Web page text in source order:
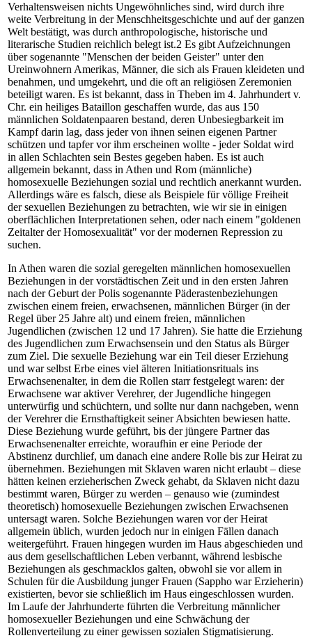
Verhaltensweisen nichts Ungewöhnliches sind, wird durch ihre
weite Verbreitung in der Menschheitsgeschichte und auf der ganzen
Welt bestätigt, was durch anthropologische, historische und
literarische Studien reichlich belegt ist.2 Es gibt Aufzeichnungen
über sogenannte "Menschen der beiden Geister" unter den
Ureinwohnern Amerikas, Männer, die sich als Frauen kleideten und
benahmen, und umgekehrt, und die oft an religiösen Zeremonien
beteiligt waren. Es ist bekannt, dass in Theben im 4. Jahrhundert v.
Chr. ein heiliges Bataillon geschaffen wurde, das aus 150
männlichen Soldatenpaaren bestand, deren Unbesiegbarkeit im
Kampf darin lag, dass jeder von ihnen seinen eigenen Partner
schützen und tapfer vor ihm erscheinen wollte - jeder Soldat wird
in allen Schlachten sein Bestes gegeben haben. Es ist auch
allgemein bekannt, dass in Athen und Rom (männliche)
homosexuelle Beziehungen sozial und rechtlich anerkannt wurden.
Allerdings wäre es falsch, diese als Beispiele für völlige Freiheit
der sexuellen Beziehungen zu betrachten, wie wir sie in einigen
oberflächlichen Interpretationen sehen, oder nach einem "goldenen
Zeitalter der Homosexualität" vor der modernen Repression zu
suchen.
In Athen waren die sozial geregelten männlichen homosexuellen
Beziehungen in der vorstädtischen Zeit und in den ersten Jahren
nach der Geburt der Polis sogenannte Päderastenbeziehungen
zwischen einem freien, erwachsenen, männlichen Bürger (in der
Regel über 25 Jahre alt) und einem freien, männlichen
Jugendlichen (zwischen 12 und 17 Jahren). Sie hatte die Erziehung
des Jugendlichen zum Erwachsensein und den Status als Bürger
zum Ziel. Die sexuelle Beziehung war ein Teil dieser Erziehung
und war selbst Erbe eines viel älteren Initiationsrituals ins
Erwachsenenalter, in dem die Rollen starr festgelegt waren: der
Erwachsene war aktiver Verehrer, der Jugendliche hingegen
unterwürfig und schüchtern, und sollte nur dann nachgeben, wenn
der Verehrer die Ernsthaftigkeit seiner Absichten bewiesen hatte.
Diese Beziehung wurde geführt, bis der jüngere Partner das
Erwachsenenalter erreichte, woraufhin er eine Periode der
Abstinenz durchlief, um danach eine andere Rolle bis zur Heirat zu
übernehmen. Beziehungen mit Sklaven waren nicht erlaubt – diese
hätten keinen erzieherischen Zweck gehabt, da Sklaven nicht dazu
bestimmt waren, Bürger zu werden – genauso wie (zumindest
theoretisch) homosexuelle Beziehungen zwischen Erwachsenen
untersagt waren. Solche Beziehungen waren vor der Heirat
allgemein üblich, wurden jedoch nur in einigen Fällen danach
weitergeführt. Frauen hingegen wurden im Haus abgeschieden und
aus dem gesellschaftlichen Leben verbannt, während lesbische
Beziehungen als geschmacklos galten, obwohl sie vor allem in
Schulen für die Ausbildung junger Frauen (Sappho war Erzieherin)
existierten, bevor sie schließlich im Haus eingeschlossen wurden.
Im Laufe der Jahrhunderte führten die Verbreitung männlicher
homosexueller Beziehungen und eine Schwächung der
Rollenverteilung zu einer gewissen sozialen Stigmatisierung.